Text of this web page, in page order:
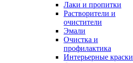
Лаки и пропитки
Растворители и
очистители
Эмали
Очистка и
профилактика
Интерьерные краски